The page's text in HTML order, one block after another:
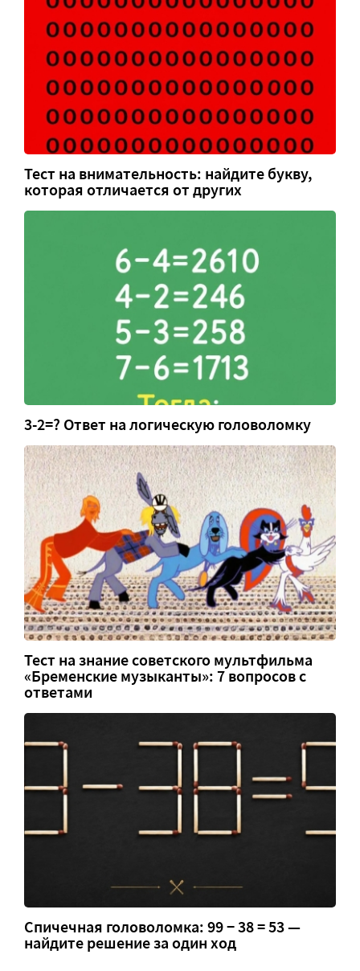
Тест на внимательность: найдите букву,
которая отличается от других
3-2=? Ответ на логическую головоломку
Тест на знание советского мультфильма
«Бременские музыканты»: 7 вопросов с
ответами
Спичечная головоломка: 99 − 38 = 53 —
найдите решение за один ход